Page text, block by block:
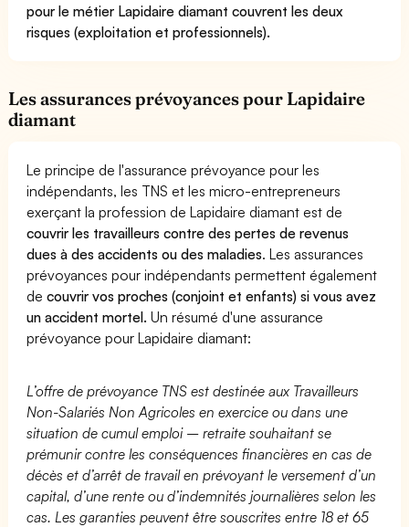
pour le métier Lapidaire diamant couvrent les deux
risques (exploitation et professionnels).
Les assurances prévoyances pour Lapidaire
diamant
Le principe de l'assurance prévoyance pour les
indépendants, les TNS et les micro-entrepreneurs
exerçant la profession de Lapidaire diamant est de
couvrir les travailleurs contre des pertes de revenus
dues à des accidents ou des maladies. Les assurances
prévoyances pour indépendants permettent également
decouvrir vos proches (conjoint et enfants) si vous avez
un accident mortel. Un résumé d'une assurance
prévoyance pour Lapidaire diamant:
L’offre de prévoyance TNS est destinée aux Travailleurs
Non-Salariés Non Agricoles en exercice ou dans une
situation de cumul emploi – retraite souhaitant se
prémunir contre les conséquences financières en cas de
décès et d’arrêt de travail en prévoyant le versement d’un
capital, d’une rente ou d’indemnités journalières selon les
cas. Les garanties peuvent être souscrites entre 18 et 65